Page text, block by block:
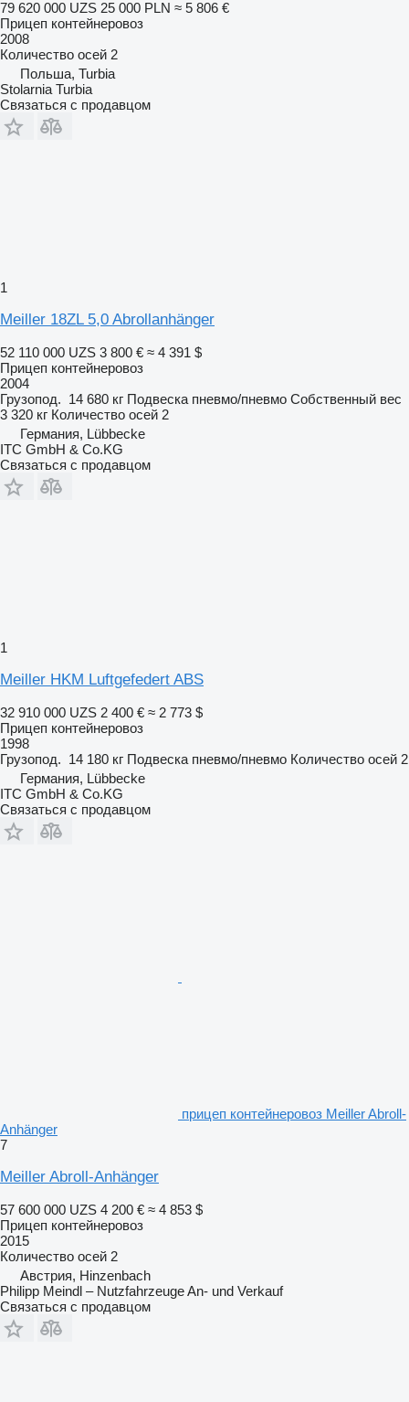
79 620 000 UZS 25 000 PLN ≈ 5 806 €
Прицеп контейнеровоз
2008
Количество осей 2
Польша, Turbia
Stolarnia Turbia
Связаться с продавцом
1
Meiller 18ZL 5,0 Abrollanhänger
52 110 000 UZS 3 800 € ≈ 4 391 $
Прицеп контейнеровоз
2004
Грузопод. 14 680 кг Подвеска пневмо/пневмо Собственный вес
3 320 кг Количество осей 2
Германия, Lübbecke
ITC GmbH & Co.KG
Связаться с продавцом
1
Meiller HKM Luftgefedert ABS
32 910 000 UZS 2 400 € ≈ 2 773 $
Прицеп контейнеровоз
1998
Грузопод. 14 180 кг Подвеска пневмо/пневмо Количество осей 2
Германия, Lübbecke
ITC GmbH & Co.KG
Связаться с продавцом
прицеп контейнеровоз Meiller Abroll-
Anhänger
7
Meiller Abroll-Anhänger
57 600 000 UZS 4 200 € ≈ 4 853 $
Прицеп контейнеровоз
2015
Количество осей 2
Австрия, Hinzenbach
Philipp Meindl – Nutzfahrzeuge An- und Verkauf
Связаться с продавцом